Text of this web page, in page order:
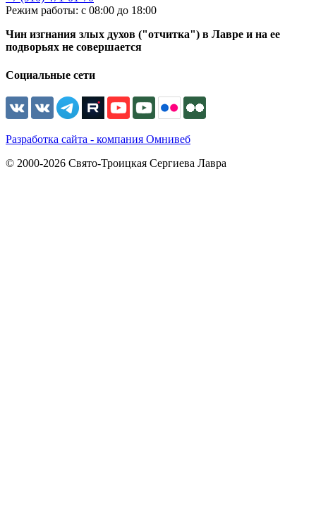
Режим работы: с 08:00 до 18:00
Чин изгнания злых духов ("отчитка") в Лавре и на ее
подворьях не совершается
Социальные сети
Разработка сайта - компания Омнивеб
© 2000-2026 Свято-Троицкая Сергиева Лавра